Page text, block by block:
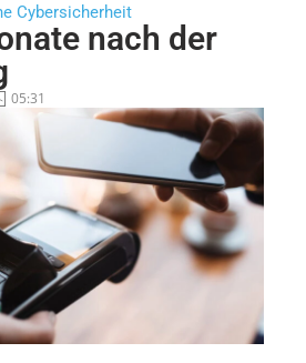
Cybersicherheit
nach der
05:31